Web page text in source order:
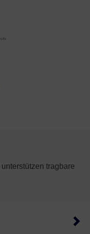
unterstützen tragbare